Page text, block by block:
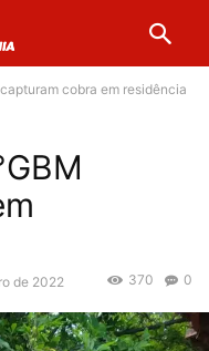
cobra em residência
de 2022 0
370